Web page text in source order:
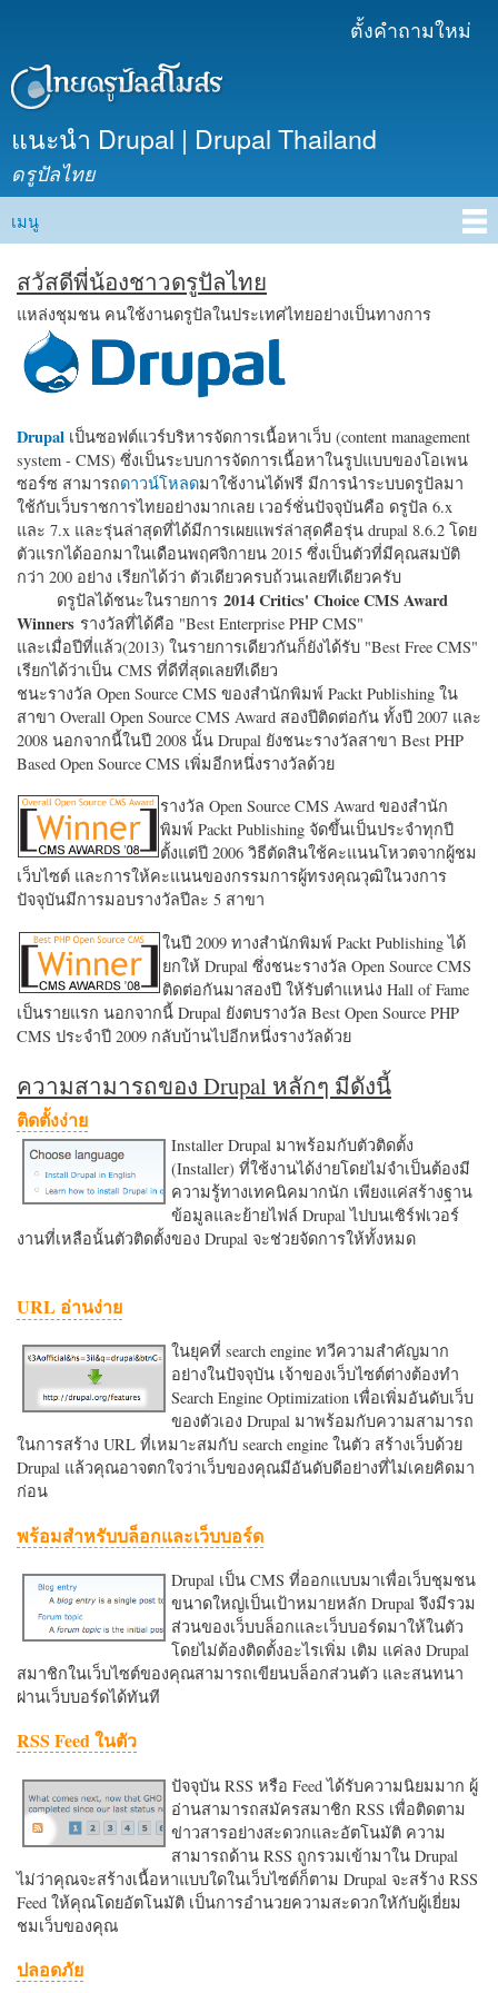
เนื้อหา
ตั้งคำถามใหม่
แนะนำ Drupal | Drupal Thailand
ดรูปัลไทย
Main menu
เมนู
สวัสดีพี่น้องชาวดรูปัลไทย
แหล่งชุมชน คนใช้งานดรูปัลในประเทศไทยอย่างเป็นทางการ
Drupal เป็นซอฟต์แวร์บริหารจัดการเนื้อหาเว็บ (content management
system - CMS) ซึ่งเป็นระบบการจัดการเนื้อหาในรูปแบบของโอเพน
ซอร์ซ สามารถดาวน์โหลดมาใช้งานได้ฟรี มีการนำระบบดรูปัลมา
ใช้กับเว็บราชการไทยอย่างมากเลย เวอร์ชั่นปัจจุบันคือ ดรูปัล 6.x
และ 7.x และรุ่นล่าสุดที่ได้มีการเผยแพร่ล่าสุดคือรุ่น drupal 8.6.2 โดย
ตัวแรกได้ออกมาในเดือนพฤศจิกายน 2015 ซึ่งเป็นตัวที่มีคุณสมบัติ
กว่า 200 อย่าง เรียกได้ว่า ตัวเดียวครบถ้วนเลยทีเดียวครับ
ดรูปัลได้ชนะในรายการ 2014 Critics' Choice CMS Award
Winners รางวัลที่ได้คือ "Best Enterprise PHP CMS"
และเมื่อปีที่แล้ว(2013) ในรายการเดียวกันก็ยังได้รับ "Best Free CMS"
เรียกได้ว่าเป็น CMS ที่ดีที่สุดเลยทีเดียว
ชนะรางวัล Open Source CMS ของสำนักพิมพ์ Packt Publishing ใน
สาขา Overall Open Source CMS Award สองปีติดต่อกัน ทั้งปี 2007 และ
2008 นอกจากนี้ในปี 2008 นั้น Drupal ยังชนะรางวัลสาขา Best PHP
Based Open Source CMS เพิ่มอีกหนึ่งรางวัลด้วย
รางวัล Open Source CMS Award ของสำนัก
พิมพ์ Packt Publishing จัดขึ้นเป็นประจำทุกปี
ตั้งแต่ปี 2006 วิธีตัดสินใช้คะแนนโหวตจากผู้ชม
เว็บไซต์ และการให้คะแนนของกรรมการผู้ทรงคุณวุฒิในวงการ
ปัจจุบันมีการมอบรางวัลปีละ 5 สาขา
ในปี 2009 ทางสำนักพิมพ์ Packt Publishing ได้
ยกให้ Drupal ซึ่งชนะรางวัล Open Source CMS
ติดต่อกันมาสองปี ให้รับตำแหน่ง Hall of Fame
เป็นรายแรก นอกจากนี้ Drupal ยังตบรางวัล Best Open Source PHP
CMS ประจำปี 2009 กลับบ้านไปอีกหนึ่งรางวัลด้วย
ความสามารถของ Drupal หลักๆ มีดังนี้
ติดตั้งง่าย
Installer Drupal มาพร้อมกับตัวติดตั้ง
(Installer) ที่ใช้งานได้ง่ายโดยไม่จำเป็นต้องมี
ความรู้ทางเทคนิคมากนัก เพียงแค่สร้างฐาน
ข้อมูลและย้ายไฟล์ Drupal ไปบนเซิร์ฟเวอร์
งานที่เหลือนั้นตัวติดตั้งของ Drupal จะช่วยจัดการให้ทั้งหมด
URL อ่านง่าย
ในยุคที่ search engine ทวีความสำคัญมาก
อย่างในปัจจุบัน เจ้าของเว็บไซต์ต่างต้องทำ
Search Engine Optimization เพื่อเพิ่มอันดับเว็บ
ของตัวเอง Drupal มาพร้อมกับความสามารถ
ในการสร้าง URL ที่เหมาะสมกับ search engine ในตัว สร้างเว็บด้วย
Drupal แล้วคุณอาจตกใจว่าเว็บของคุณมีอันดับดีอย่างที่ไม่เคยคิดมา
ก่อน
พร้อมสำหรับบล็อกและเว็บบอร์ด
Drupal เป็น CMS ที่ออกแบบมาเพื่อเว็บชุมชน
ขนาดใหญ่เป็นเป้าหมายหลัก Drupal จึงมีรวม
ส่วนของเว็บบล็อกและเว็บบอร์ดมาให้ในตัว
โดยไม่ต้องติดตั้งอะไรเพิ่ม เติม แค่ลง Drupal
สมาชิกในเว็บไซต์ของคุณสามารถเขียนบล็อกส่วนตัว และสนทนา
ผ่านเว็บบอร์ดได้ทันที
RSS Feed ในตัว
ปัจจุบัน RSS หรือ Feed ได้รับความนิยมมาก ผู้
อ่านสามารถสมัครสมาชิก RSS เพื่อติดตาม
ข่าวสารอย่างสะดวกและอัตโนมัติ ความ
สามารถด้าน RSS ถูกรวมเข้ามาใน Drupal
ไม่ว่าคุณจะสร้างเนื้อหาแบบใดในเว็บไซต์ก็ตาม Drupal จะสร้าง RSS
Feed ให้คุณโดยอัตโนมัติ เป็นการอำนวยความสะดวกใหักับผู้เยี่ยม
ชมเว็บของคุณ
ปลอดภัย